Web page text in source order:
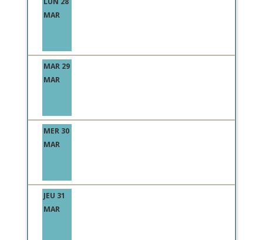
MAR
MAR 29
MAR
MER 30
MAR
JEU 31
MAR